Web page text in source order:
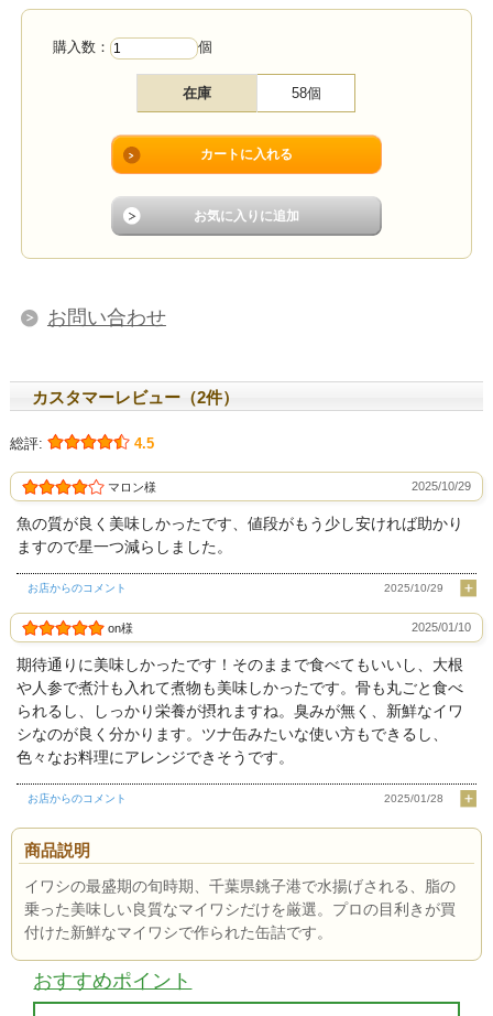
購入数： 個
在庫 58個
お問い合わせ
カスタマーレビュー（2件）
総評: 4.5
マロン様 2025/10/29
魚の質が良く美味しかったです、値段がもう少し安ければ助かり
ますので星一つ減らしました。
お店からのコメント 2025/10/29
on様 2025/01/10
期待通りに美味しかったです！そのままで食べてもいいし、大根
や人参で煮汁も入れて煮物も美味しかったです。骨も丸ごと食べ
られるし、しっかり栄養が摂れますね。臭みが無く、新鮮なイワ
シなのが良く分かります。ツナ缶みたいな使い方もできるし、
色々なお料理にアレンジできそうです。
お店からのコメント 2025/01/28
商品説明
イワシの最盛期の旬時期、千葉県銚子港で水揚げされる、脂の
乗った美味しい良質なマイワシだけを厳選。プロの目利きが買
付けた新鮮なマイワシで作られた缶詰です。
おすすめポイント